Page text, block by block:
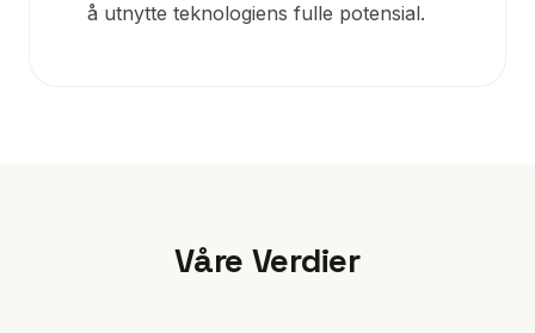
å utnytte teknologiens fulle potensial.
Våre Verdier